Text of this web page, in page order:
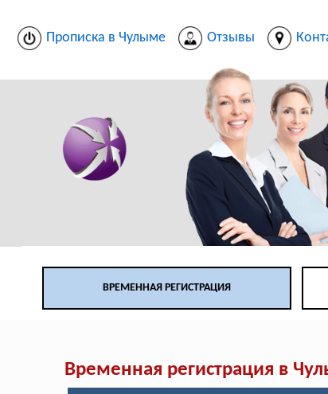
Прописка в Чулыме Отзывы
ВРЕМЕННАЯ РЕГИСТРАЦИЯ
Временная регистрация в